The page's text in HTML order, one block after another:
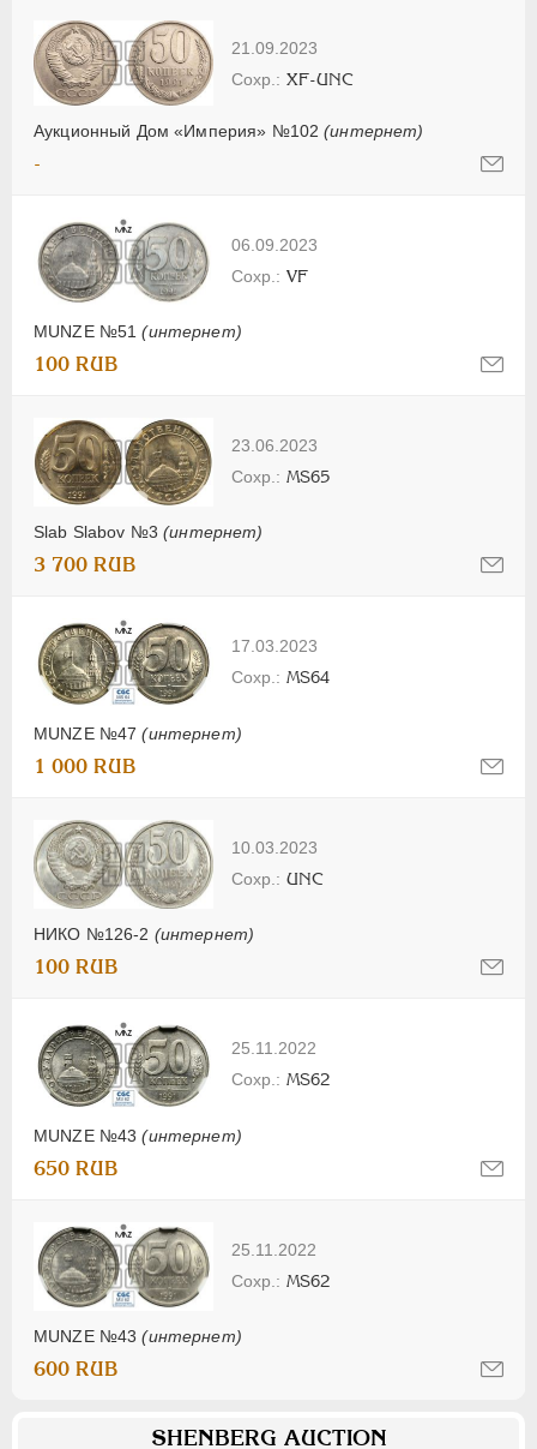
21.09.2023
Аукционный Дом «Империя» №102(интернет)
XF-UNC
-
06.09.2023
MUNZE №51(интернет)
VF
100 RUB
23.06.2023
Slab Slabov №3(интернет)
MS65
3 700 RUB
17.03.2023
MUNZE №47(интернет)
MS64
1 000 RUB
10.03.2023
НИКО №126-2 (интернет)
UNC
100 RUB
25.11.2022
MUNZE №43(интернет)
MS62
650 RUB
25.11.2022
MUNZE №43(интернет)
MS62
600 RUB
SHENBERG AUCTION